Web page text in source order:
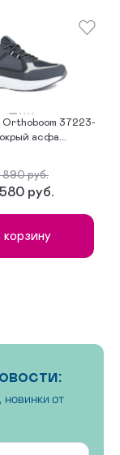
Orthoboom 37223-
асфа...
890 руб.
руб.
корзину
от